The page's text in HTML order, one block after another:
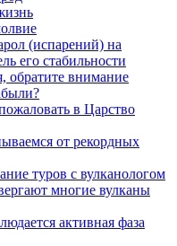
(испарений) на
его стабильности
обратите внимание
в Царство
от рекордных
туров с вулканологом
многие вулканы
активная фаза